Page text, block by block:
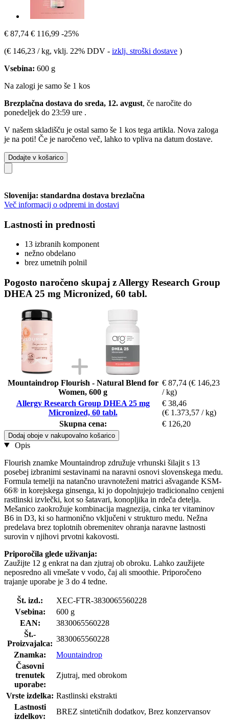
€ 87,74 € 116,99 -25%
(€ 146,23 / kg, vklj. 22% DDV - izklj. stroški dostave )
Vsebina: 600 g
Na zalogi je samo še 1 kos
Brezplačna dostava do sreda, 12. avgust, če naročite do
ponedeljek do 23:59 ure .
V našem skladišču je ostal samo še 1 kos tega artikla. Nova zaloga
je na poti! Če je naročeno več, lahko to vpliva na datum dostave.
Dodajte v košarico
Slovenija: standardna dostava brezlačna
Več informacij o odpremi in dostavi
Lastnosti in prednosti
13 izbranih komponent
nežno obdelano
brez umetnih polnil
Pogosto naročeno skupaj z Allergy Research Group
DHEA 25 mg Micronized, 60 tabl.
Mountaindrop Flourish - Natural Blend for
Women, 600 g
€ 87,74 (€ 146,23
/ kg)
Allergy Research Group DHEA 25 mg
Micronized, 60 tabl.
€ 38,46
(€ 1.373,57 / kg)
Skupna cena:
€ 126,20
Dodaj oboje v nakupovalno košarico
Opis
Flourish znamke Mountaindrop združuje vrhunski šilajit s 13
posebej izbranimi sestavinami na naravni osnovi slovenskega medu.
Formula temelji na natančno uravnoteženi matrici ašvagande KSM-
66® in korejskega ginsenga, ki jo dopolnjujejo tradicionalno cenjeni
rastlinski izvlečki, kot so šatavari, konopljika in rdeča detelja.
Mešanico zaokrožuje kombinacija magnezija, cinka ter vitaminov
B6 in D3, ki so harmonično vključeni v strukturo medu. Nežna
predelava brez toplotnih obremenitev ohranja naravne lastnosti
surovin v njihovi prvotni kakovosti.
Priporočila glede uživanja:
Zaužijte 12 g enkrat na dan zjutraj ob obroku. Lahko zaužijete
neposredno ali vmešate v vodo, čaj ali smoothie. Priporočeno
trajanje uporabe je 3 do 4 tedne.
Št. izd.:
XEC-FTR-3830065560228
Vsebina:
600 g
EAN:
3830065560228
Št.-
Proizvajalca:
3830065560228
Znamka:
Mountaindrop
Časovni
trenutek
uporabe:
Zjutraj, med obrokom
Vrste izdelka: Rastlinski ekstrakti
Lastnosti
izdelkov:
BREZ sintetičnih dodatkov, Brez konzervansov